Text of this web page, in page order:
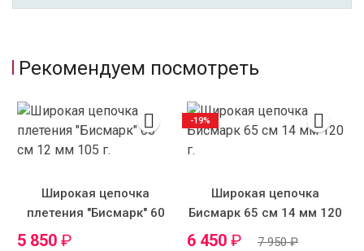
Рекомендуем посмотреть
Широкая цепочка
плетения "Бисмарк" 60
см 12 мм 105 г.
5 850 ₽
Широкая цепочка
Бисмарк 65 см 14 мм 120
6 450 ₽ 7 950₽
-19%